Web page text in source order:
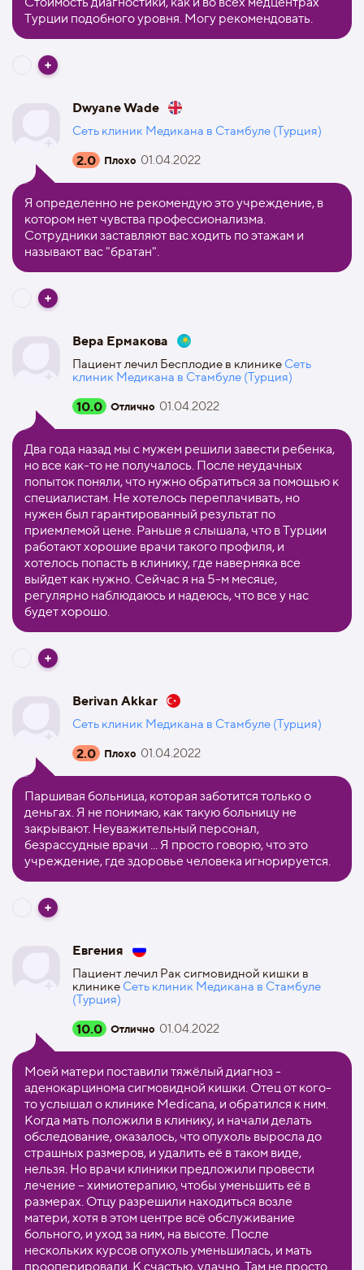
Турции подобного уровня. Могу рекомендовать.
Dwyane Wade
Сеть клиник Медикана в Стамбуле (Турция)
2.0 Плохо 01.04.2022
Я определенно не рекомендую это учреждение, в
котором нет чувства профессионализма.
Сотрудники заставляют вас ходить по этажам и
называют вас "братан".
Вера Ермакова
Пациент лечил Бесплодие в клинике Сеть
клиник Медикана в Стамбуле (Турция)
10.0 Отлично 01.04.2022
Два года назад мы с мужем решили завести ребенка,
но все как-то не получалось. После неудачных
попыток поняли, что нужно обратиться за помощью к
специалистам. Не хотелось переплачивать, но
нужен был гарантированный результат по
приемлемой цене. Раньше я слышала, что в Турции
работают хорошие врачи такого профиля, и
хотелось попасть в клинику, где наверняка все
выйдет как нужно. Сейчас я на 5-м месяце,
регулярно наблюдаюсь и надеюсь, что все у нас
будет хорошо.
Berivan Akkar
Сеть клиник Медикана в Стамбуле (Турция)
2.0 Плохо 01.04.2022
Паршивая больница, которая заботится только о
деньгах. Я не понимаю, как такую ​​больницу не
закрывают. Неуважительный персонал,
безрассудные врачи ... Я просто говорю, что это
учреждение, где здоровье человека игнорируется.
Евгения
Пациент лечил Рак сигмовидной кишки в
клинике Сеть клиник Медикана в Стамбуле
(Турция)
10.0 Отлично 01.04.2022
Моей матери поставили тяжёлый диагноз -
аденокарцинома сигмовидной кишки. Отец от кого-
то услышал о клинике Medicana, и обратился к ним.
Когда мать положили в клинику, и начали делать
обследование, оказалось, что опухоль выросла до
страшных размеров, и удалить её в таком виде,
нельзя. Но врачи клиники предложили провести
лечение – химиотерапию, чтобы уменьшить её в
размерах. Отцу разрешили находиться возле
матери, хотя в этом центре всё обслуживание
больного, и уход за ним, на высоте. После
нескольких курсов опухоль уменьшилась, и мать
прооперировали. К счастью, удачно. Там не просто